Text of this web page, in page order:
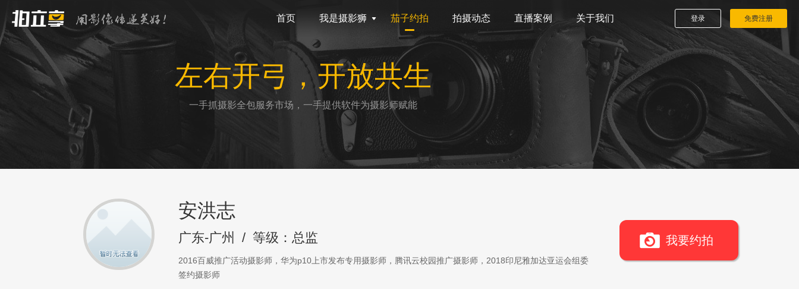
首页 我是摄影狮 茄子约拍 拍摄动态 直播案例 关于我们 登录 免费注册
左右开弓，开放共生
一手抓摄影全包服务市场，一手提供软件为摄影师赋能
安洪志
广东-广州 / 等级：总监
2016百威推广活动摄影师，华为p10上市发布专用摄影师，腾讯云校园推广摄影师，2018印尼雅加达亚运会组委
签约摄影师
我要约拍